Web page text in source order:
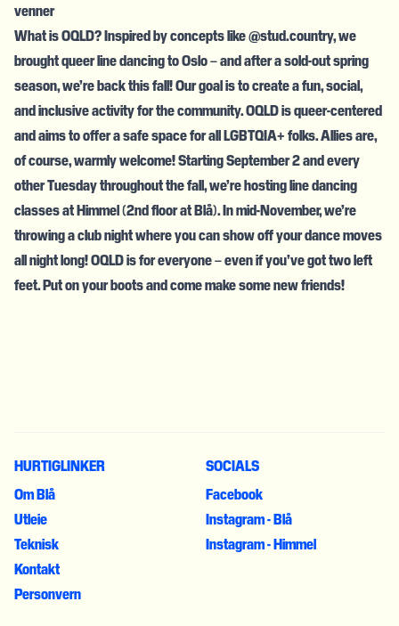
venner
What is OQLD? Inspired by concepts like @stud.country, we
brought queer line dancing to Oslo – and after a sold-out spring
season, we’re back this fall! Our goal is to create a fun, social,
and inclusive activity for the community. OQLD is queer-centered
and aims to offer a safe space for all LGBTQIA+ folks. Allies are,
of course, warmly welcome! Starting September 2 and every
other Tuesday throughout the fall, we’re hosting line dancing
classes at Himmel (2nd floor at Blå). In mid-November, we’re
throwing a club night where you can show off your dance moves
all night long! OQLD is for everyone – even if you’ve got two left
feet. Put on your boots and come make some new friends!
HURTIGLINKER
Om Blå
Utleie
Teknisk
Kontakt
Personvern
SOCIALS
Facebook
Instagram - Blå
Instagram - Himmel